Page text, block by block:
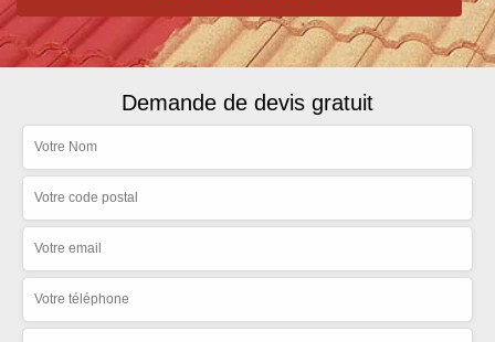
Demande de devis gratuit